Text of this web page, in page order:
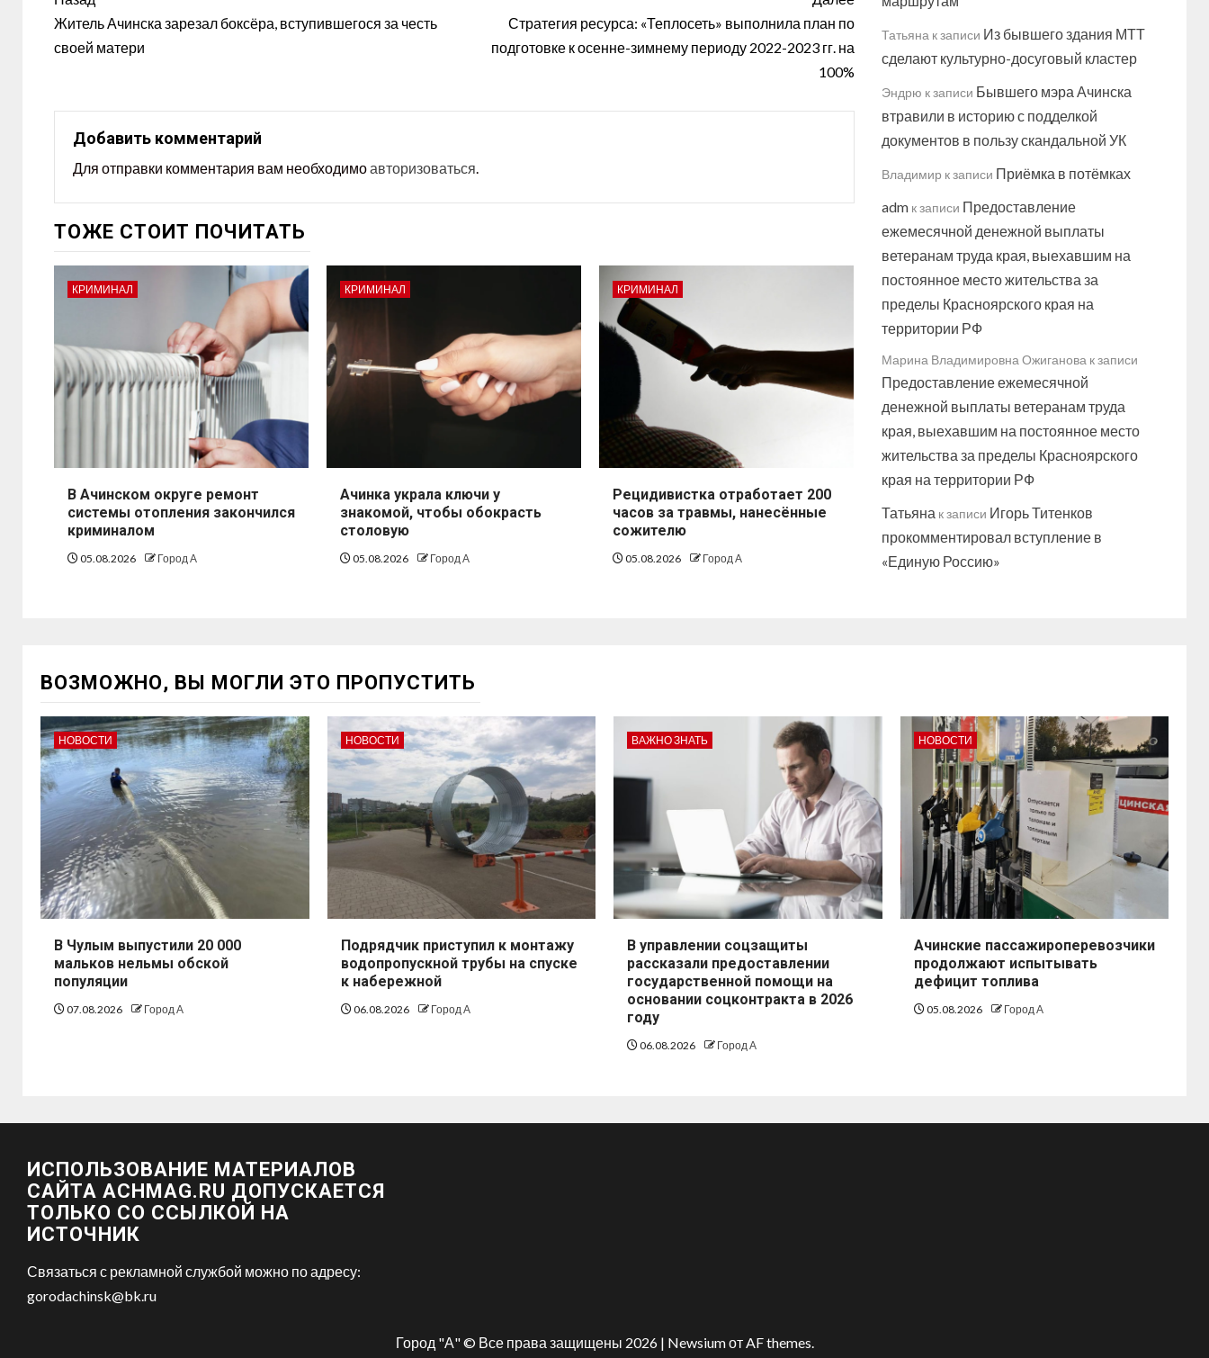
Житель Ачинска зарезал боксёра, вступившегося за честь
своей матери
Стратегия ресурса: «Теплосеть» выполнила план по
подготовке к осенне-зимнему периоду 2022-2023 гг. на
100%
Добавить комментарий
Для отправки комментария вам необходимоавторизоваться.
ТОЖЕ СТОИТ ПОЧИТАТЬ
КРИМИНАЛ
В Ачинском округе ремонт
системы отопления закончился
криминалом
05.08.2026 Город А
КРИМИНАЛ
Ачинка украла ключи у
знакомой, чтобы обокрасть
столовую
05.08.2026 Город А
КРИМИНАЛ
Рецидивистка отработает 200
часов за травмы, нанесённые
сожителю
05.08.2026 Город А
Татьяна к записи Из бывшего здания МТТ
сделают культурно-досуговый кластер
Эндрю к записи Бывшего мэра Ачинска
втравили в историю с подделкой
документов в пользу скандальной УК
Владимир к записи Приёмка в потёмках
admк записи Предоставление
ежемесячной денежной выплаты
ветеранам труда края, выехавшим на
постоянное место жительства за
пределы Красноярского края на
территории РФ
Марина Владимировна Ожиганова к записи
Предоставление ежемесячной
денежной выплаты ветеранам труда
края, выехавшим на постоянное место
жительства за пределы Красноярского
края на территории РФ
Татьяна к записи Игорь Титенков
прокомментировал вступление в
«Единую Россию»
ВОЗМОЖНО, ВЫ МОГЛИ ЭТО ПРОПУСТИТЬ
НОВОСТИ
В Чулым выпустили 20 000
мальков нельмы обской
популяции
07.08.2026 Город А
НОВОСТИ
Подрядчик приступил к монтажу
водопропускной трубы на спуске
к набережной
06.08.2026 Город А
ВАЖНО ЗНАТЬ
В управлении соцзащиты
рассказали предоставлении
государственной помощи на
основании соцконтракта в 2026
году
06.08.2026 Город А
НОВОСТИ
Ачинские пассажироперевозчики
продолжают испытывать
дефицит топлива
05.08.2026 Город А
ИСПОЛЬЗОВАНИЕ МАТЕРИАЛОВ
САЙТА ACHMAG.RU ДОПУСКАЕТСЯ
ТОЛЬКО СО ССЫЛКОЙ НА
ИСТОЧНИК
Связаться с рекламной службой можно по адресу:
gorodachinsk@bk.ru
Город "А" © Все права защищены 2026 | Newsiumот AF themes.